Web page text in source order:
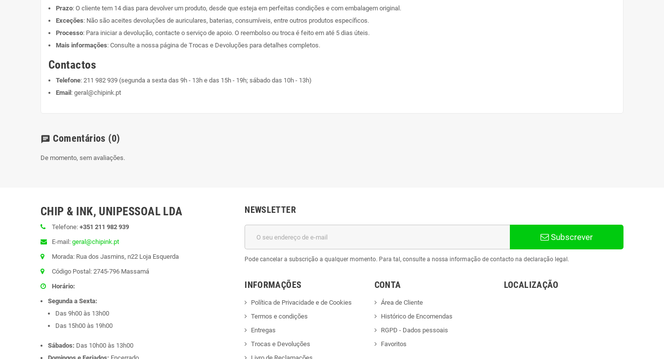
Prazo: O cliente tem 14 dias para devolver um produto, desde que esteja em perfeitas condições e com embalagem original.
Exceções: Não são aceites devoluções de auriculares, baterias, consumíveis, entre outros produtos específicos.
Processo: Para iniciar a devolução, contacte o serviço de apoio. O reembolso ou troca é feito em até 5 dias úteis.
Mais informações: Consulte a nossa página de Trocas e Devoluções para detalhes completos.
Contactos
Telefone: 211 982 939 (segunda a sexta das 9h - 13h e das 15h - 19h; sábado das 10h - 13h)
Email : geral@chipink.pt
chat Comentários (0)
De momento, sem avaliações.
CHIP & INK, UNIPESSOAL LDA
Telefone: +351 211 982 939
E-mail: geral@chipink.pt
Morada: Rua dos Jasmins, n22 Loja Esquerda
Código Postal: 2745-796 Massamá
Horário:
Segunda a Sexta:
Das 9h00 às 13h00
Das 15h00 às 19h00
Sábados: Das 10h00 às 13h00
NEWSLETTER
Subscrever
Pode cancelar a subscrição a qualquer momento. Para tal, consulte a nossa informação de contacto na declaração legal.
INFORMAÇÕES
Política de Privacidade e de Cookies
Termos e condições
Entregas
Trocas e Devoluções
CONTA
Área de Cliente
Histórico de Encomendas
RGPD - Dados pessoais
Favoritos
LOCALIZAÇÃO